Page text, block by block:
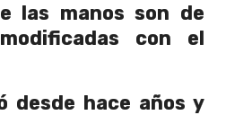
las manos son de
con el
desde hace años y